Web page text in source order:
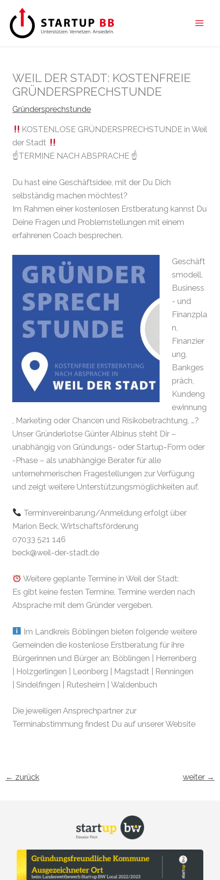
Inhalt
springen
WEIL DER STADT: KOSTENFREIE
GRÜNDERSPRECHSTUNDE
Gründersprechstunde
KOSTENLOSE GRÜNDERSPRECHSTUNDE in Weil
der Stadt
☝️TERMINE NACH ABSPRACHE ☝️
Du hast eine Geschäftsidee, mit der Du Dich
selbständig machen möchtest?
Im Rahmen einer kostenlosen Erstberatung kannst Du
Deine Fragen und Problemstellungen mit einem
erfahrenen Coach besprechen.
Geschäft
smodell,
Business
- und
Finanzpla
n,
Finanzier
ung,
Bankges
präch,
Kundeng
ewinnung
, Marketing oder Chancen und Risikobetrachtung, …?
Unser Gründerlotse Günter Albinus steht Dir –
unabhängig von Gründungs- oder Startup-Form oder
-Phase – als unabhängige Berater für alle
unternehmerischen Fragestellungen zur Verfügung
und zeigt weitere Unterstützungsmöglichkeiten auf.
Terminvereinbarung/Anmeldung erfolgt über
Marion Beck, Wirtschaftsförderung
07033 521 146
beck@weil-der-stadt.de
Weitere geplante Termine in Weil der Stadt:
Es gibt keine festen Termine. Termine werden nach
Absprache mit dem Gründer vergeben.
Im Landkreis Böblingen bieten folgende weitere
Gemeinden die kostenlose Erstberatung für ihre
Bürgerinnen und Bürger an: Böblingen | Herrenberg
| Holzgerlingen | Leonberg | Magstadt | Renningen
| Sindelfingen | Rutesheim | Waldenbuch
Die jeweiligen Ansprechpartner zur
Terminabstimmung findest Du auf unserer Website
← zurück weiter →